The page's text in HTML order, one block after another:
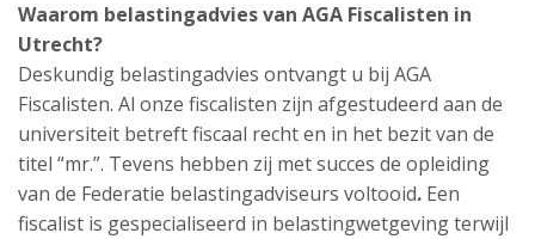
Waarom belastingadvies van AGA Fiscalisten in
Utrecht?
Deskundig belastingadvies ontvangt u bij AGA
Fiscalisten. Al onze fiscalisten zijn afgestudeerd aan de
universiteit betreft fiscaal recht en in het bezit van de
titel “mr.”. Tevens hebben zij met succes de opleiding
van de Federatie belastingadviseurs voltooid. Een
fiscalist is gespecialiseerd in belastingwetgeving terwijl